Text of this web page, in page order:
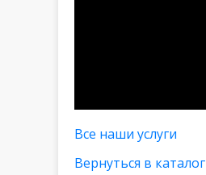
Все наши услуги
Вернуться в каталог